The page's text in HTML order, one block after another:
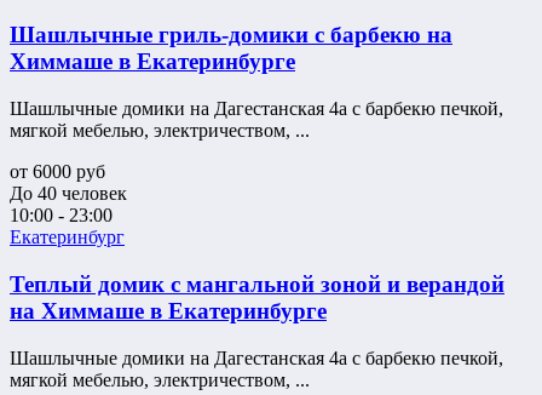
Шашлычные гриль-домики с барбекю на
Химмаше в Екатеринбурге
Шашлычные домики на Дагестанская 4а с барбекю печкой,
мягкой мебелью, электричеством, ...
от 6000 руб
До 40 человек
10:00 - 23:00
Екатеринбург
Теплый домик с мангальной зоной и верандой
на Химмаше в Екатеринбурге
Шашлычные домики на Дагестанская 4а с барбекю печкой,
мягкой мебелью, электричеством, ...